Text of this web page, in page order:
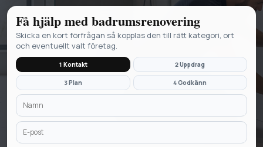
Få hjälp medbadrumsrenovering
Skicka en kort förfrågan så kopplas den till rätt kategori, ort
och eventuellt valt företag.
1 Kontakt 2 Uppdrag
3 Plan 4 Godkänn